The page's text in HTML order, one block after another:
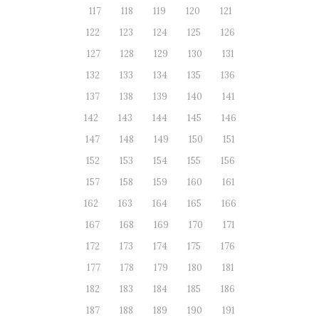
117
118 119 120
121
122
123 124 125
126
127
128 129 130
131
132
133 134 135
136
137
138 139 140
141
142
143 144 145
146
147
148 149 150
151
152
153 154 155
156
157
158 159 160
161
162
163 164 165
166
167
168 169 170
171
172
173 174 175
176
177
178 179 180
181
182
183 184 185
186
187
188 189 190
191